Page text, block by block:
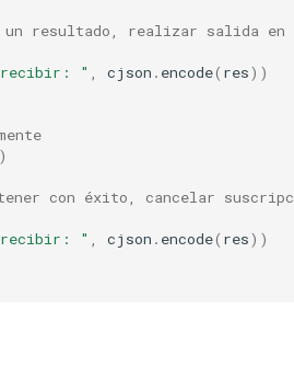
resultado, realizar salida en
" cjson . encode( res))
con éxito, cancelar
" cjson . encode( res))